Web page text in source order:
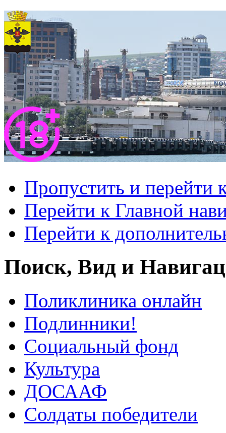
Пропустить и перейти
Перейти к Главной
Перейти к
Поиск, Вид и
Поликлиника онлайн
Подлинники!
Социальный фонд
Культура
ДОСААФ
Солдаты победители